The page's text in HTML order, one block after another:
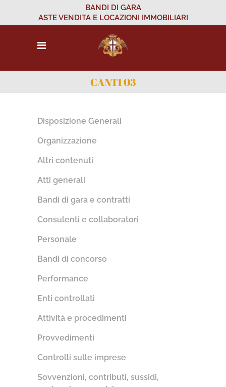
BANDI DI GARA
ASTE VENDITA E LOCAZIONI IMMOBILIARI
CANTI 03
Disposizione Generali
Organizzazione
Altri contenuti
Atti generali
Bandi di gara e contratti
Consulenti e collaboratori
Personale
Bandi di concorso
Performance
Enti controllati
Attività e procedimenti
Provvedimenti
Controlli sulle imprese
Sovvenzioni, contributi, sussidi,